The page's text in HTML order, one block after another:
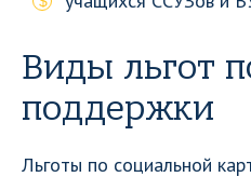
Виды льгот
поддержки
Льготы по социальной